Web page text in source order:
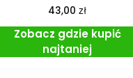
43,00zł
Zobacz gdzie kupić
najtaniej